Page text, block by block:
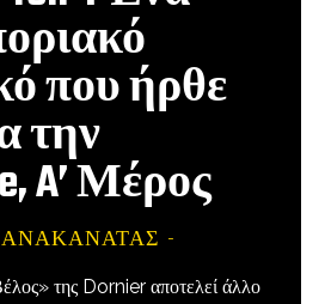
που ήρθε
την
A’ Μέρος
-